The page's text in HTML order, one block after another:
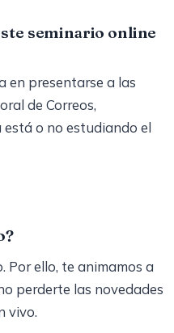
seminario online
en presentarse a las
de Correos,
o no estudiando el
Por ello, te animamos a
perderte las novedades
vivo.